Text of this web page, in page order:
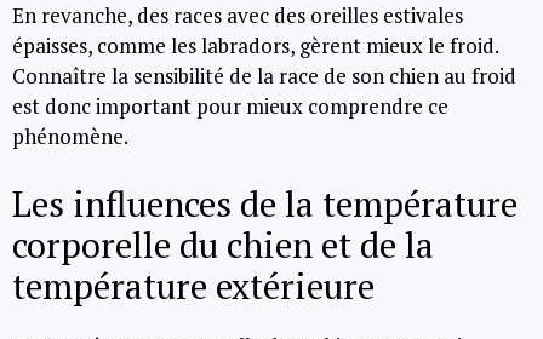
En revanche, des races avec des oreilles estivales
épaisses, comme les labradors, gèrent mieux le froid.
Connaître la sensibilité de la race de son chien au froid
est donc important pour mieux comprendre ce
phénomène.
Les influences de la température
corporelle du chien et de la
température extérieure